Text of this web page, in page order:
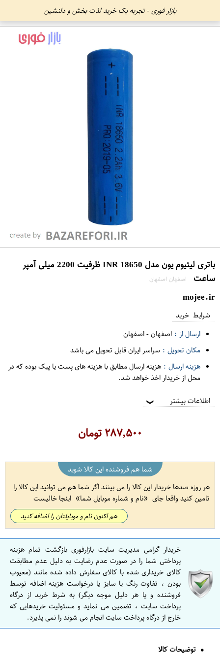
بازار فوری - تجربه یک خرید لذت بخش و دلنشین
باتری لیتیوم یون مدل INR 18650 ظرفیت 2200 میلی آمپر
ساعت
اصفهان اصفهان
mojee.ir
شرایط خرید
ارسال از : اصفهان-اصفهان
مکان تحویل : سراسر ایران قابل تحویل می باشد
هزینه ارسال : هزینه ارسال مطابق با هزینه های پست یا پیک بوده که در
محل از خریدار اخذ خواهد شد.
اطلاعات بیشتر ❯
۲۸۷,۵۰۰تومان
شما هم فروشنده این کالا شوید
هر روزه صدها خریدار این کالا را می بینند اگر شما هم می توانید این کالا را
تامین کنید واقعا جای
نام و شماره موبایل شما اینجا خالیست
هم اکنون نام و موبایلتان را اضافه کنید
خریدار گرامی مدیریت سایت بازارفوری بازگشت تمام هزینه
پرداختی شما را در صورت عدم رضایت به دلیل عدم مطابقت
کالای خریداری شده با کالای سفارش داده شده مانند (معیوب
بودن ، تفاوت رنگ یا سایز یا درخواست هزینه اضافه توسط
فروشنده و یا هر دلیل موجه دیگر) به شرط خرید از درگاه
پرداخت سایت ، تضمین می نماید و مسئولیت خریدهایی که
خارج از درگاه پرداخت سایت انجام می شوند را نمی پذیرد.
توضیحات کالا